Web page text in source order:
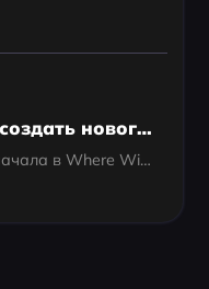
Where Winds Meet: Как создать нового персонажа?
Если вы пытаетесь начать сначала в Where Winds Meet — возможно, выбрали неправильную сложность, слишком быстро прошли вступление, вам не нравится лицо персонажа или просто нужен второй слот — вы уже столкнулись с проблемой: Глобальная версия Where Winds M